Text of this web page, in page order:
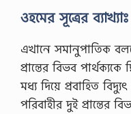
ওহমের সূত্রের ব্যাখ্যাঃ
এখানে সমানুপাতিক
প্রান্তের বিভব
মধ্য দিয়ে প্রবাহিত
পরিবাহীর দুই প্রান্তের